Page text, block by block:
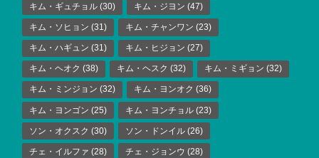
キム・ギュチョル (30) キム・ジヨン (47)
キム・ソヒョン (31) キム・チャンワン (23)
キム・ハギュン (31) キム・ヒジョン (27)
キム・ヘオク (38) キム・ヘスク (32) キム・ミギョン (32)
キム・ミンジョン (32) キム・ヨンオク (36)
キム・ヨンゴン (25) キム・ヨンチョル (23)
ソン・オクスク (30) ソン・ドンイル (26)
チェ・イルファ (28) チェ・ジョンウ (28)